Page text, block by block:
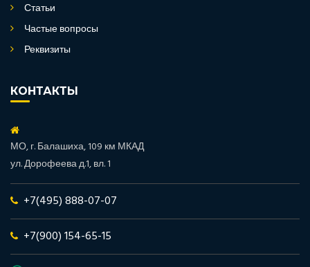
Статьи
Частые вопросы
Реквизиты
КОНТАКТЫ
МО, г. Балашиха, 109 км МКАД
ул. Дорофеева д.1, вл. 1
+7(495) 888-07-07
+7(900) 154-65-15